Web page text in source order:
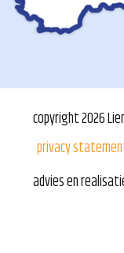
copyright2026
privacy
advies en